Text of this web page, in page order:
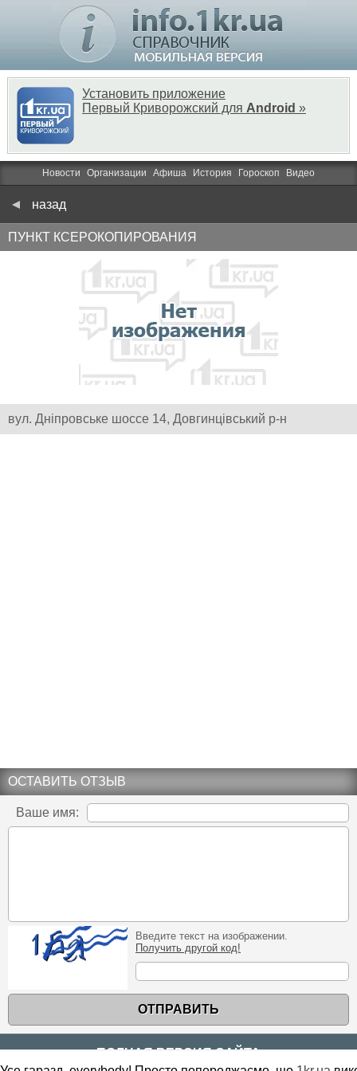
Установить приложение
Первый Криворожский для Android »
Новости Организации Афиша История Гороскоп Видео
назад
ПУНКТ КСЕРОКОПИРОВАНИЯ
вул. Дніпровське шоссе 14, Довгинцівський р-н
ОСТАВИТЬ ОТЗЫВ
Ваше имя:
Введите текст на изображении.
Получить другой код!
ОТПРАВИТЬ
ПОЛНАЯ ВЕРСИЯ САЙТА